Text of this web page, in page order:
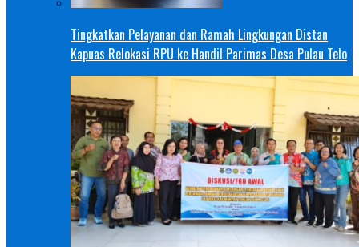
Tingkatkan Pelayanan dan Ramah Lingkungan Distan
Kapuas Relokasi RPU ke Handil Parimas Desa Pulau Telo